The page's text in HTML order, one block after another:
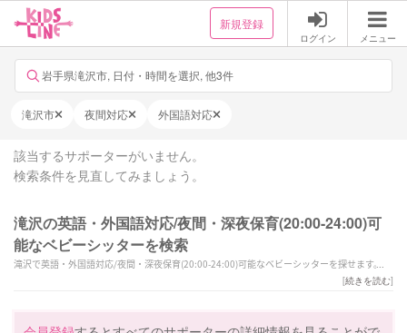
新規登録
ログイン メニュー
岩手県滝沢市, 日付・時間を選択, 他3件
滝沢市 夜間対応 外国語対応
該当するサポーターがいません。
検索条件を見直してみましょう。
滝沢の英語・外国語対応/夜間・深夜保育(20:00-24:00)可
能なベビーシッターを検索
滝沢で英語・外国語対応/夜間・深夜保育(20:00-24:00)可能なベビーシッターを探せます。滝
沢で様々なスキルを持ったサポーターの中から、ご予算や依頼内容に合わせて選んでいただ
[続きを読む]